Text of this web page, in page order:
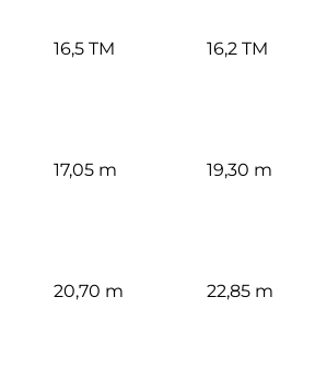
16,5 TM 16,2 TM
17,05 m 19,30 m
20,70 m 22,85 m